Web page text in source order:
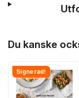
Du kanske
Signerad!